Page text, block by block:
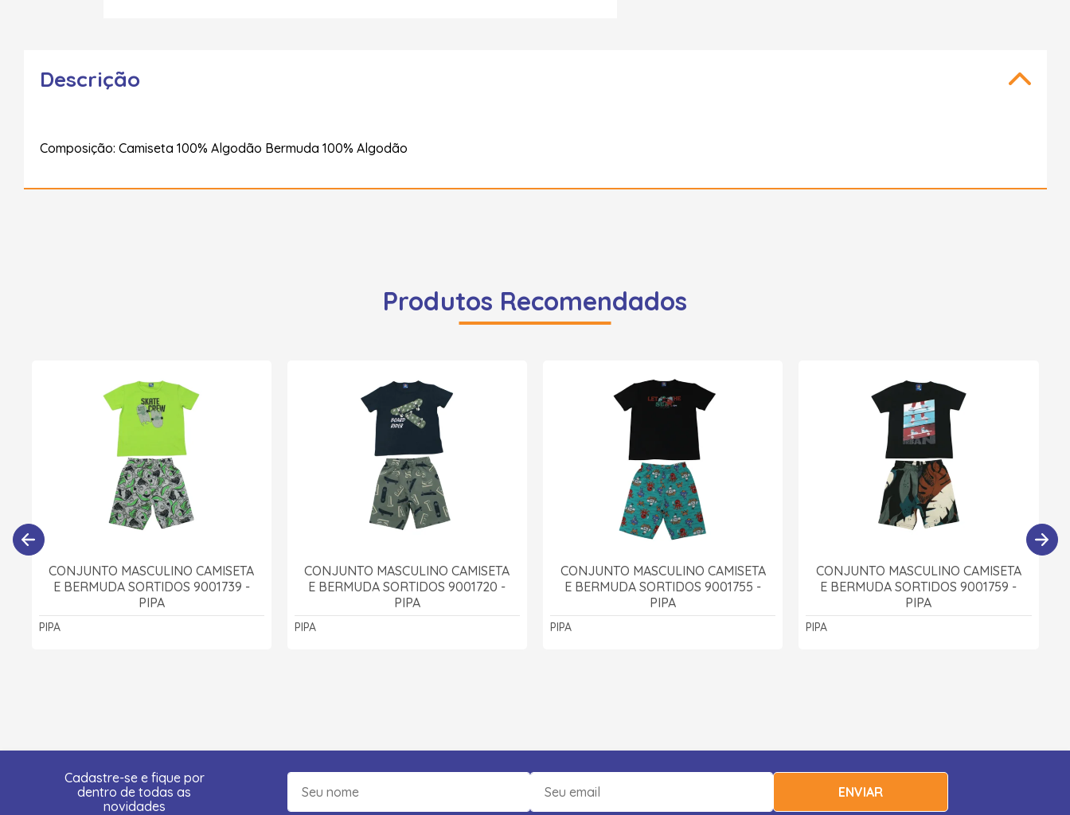
Descrição
Composição: Camiseta 100% Algodão Bermuda 100% Algodão
Produtos Recomendados
CONJUNTO MASCULINO CAMISETA
E BERMUDA SORTIDOS 9001739 -
PIPA
PIPA
CONJUNTO MASCULINO CAMISETA
E BERMUDA SORTIDOS 9001720 -
PIPA
PIPA
CONJUNTO MASCULINO CAMISETA
E BERMUDA SORTIDOS 9001755 -
PIPA
PIPA
CONJUNTO MASCULINO CAMISETA
E BERMUDA SORTIDOS 9001759 -
PIPA
PIPA
Cadastre-se e fique por
dentro de todas as
novidades
ENVIAR